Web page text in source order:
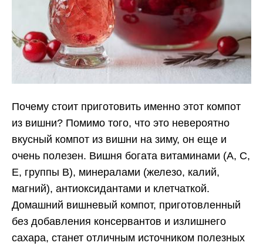
Почему стоит приготовить именно этот компот
из вишни? Помимо того, что это невероятно
вкусный компот из вишни на зиму, он еще и
очень полезен. Вишня богата витаминами (А, С,
Е, группы В), минералами (железо, калий,
магний), антиоксидантами и клетчаткой.
Домашний вишневый компот, приготовленный
без добавления консервантов и излишнего
сахара, станет отличным источником полезных